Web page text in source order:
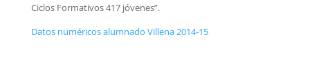
Ciclos Formativos 417 jóvenes”.
Datos numéricos alumnado Villena 2014-15